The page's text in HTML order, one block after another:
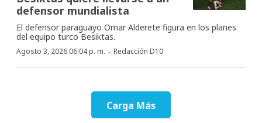
defensor mundialista
El defensor paraguayo Omar Alderete figura en los planes
del equipo turco Besiktas.
Agosto 3, 2026 06:04 p. m. · Redacción D10
Carga Más